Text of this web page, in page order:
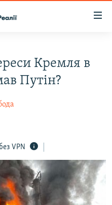
Кремля в
Путін?
VPN